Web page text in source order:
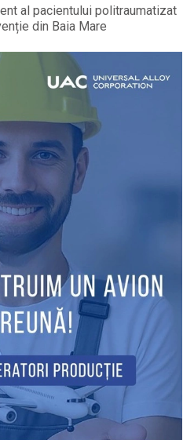
al pacientului politraumatizat
din Baia Mare